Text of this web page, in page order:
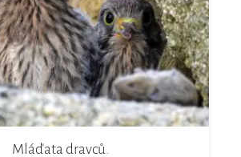
Mláďata dravců.